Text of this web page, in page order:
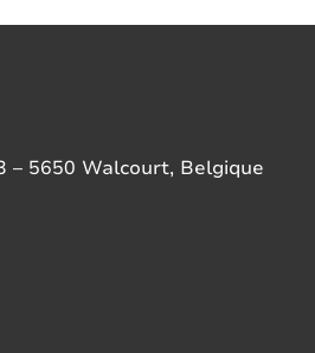
– 5650 Walcourt, Belgique